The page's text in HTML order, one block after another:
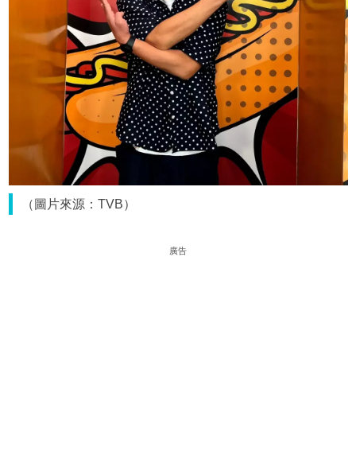
（圖片來源：TVB）
廣告